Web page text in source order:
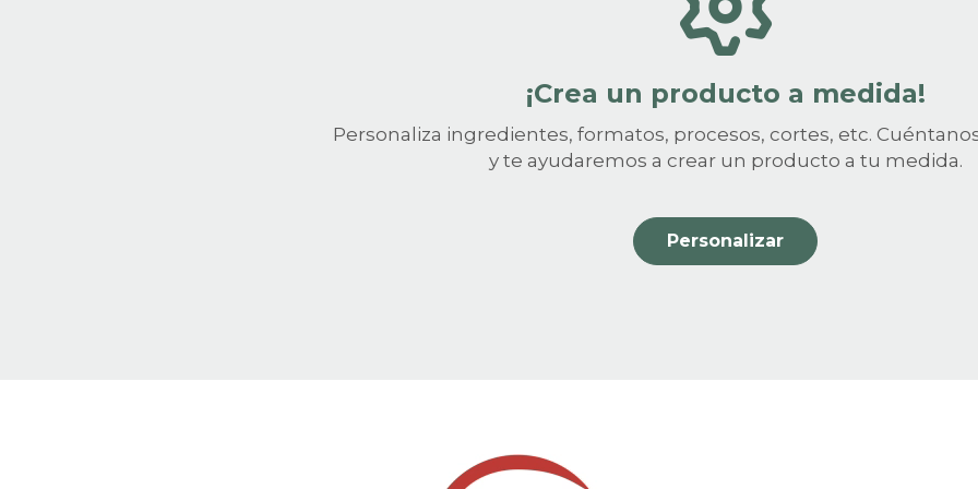
¡Crea un producto a medida!
Personaliza ingredientes, formatos, procesos, cortes, etc.
y te ayudaremos a crear un producto a tu medida.
Personalizar